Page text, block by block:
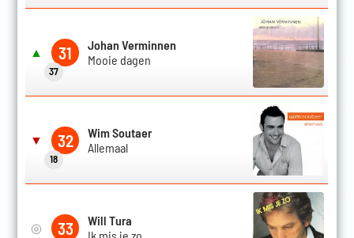
▲ 31
37
Johan Verminnen
Mooie dagen
▼ 32
18
Wim Soutaer
Allemaal
◎ 33
Will Tura
Ik mis je zo